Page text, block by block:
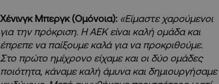
Χένινγκ Μπεργκ (Ομόνοια): «Είμαστε χαρούμενοι
για την πρόκριση. Η ΑΕΚ είναι καλή ομάδα και
έπρεπε να παίξουμε καλά για να προκριθούμε.
Στο πρώτο ημίχρονο είχαμε και οι δύο ομάδες
ποιότητα, κάναμε καλή άμυνα και δημιουργήσαμε